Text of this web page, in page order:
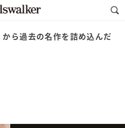
ら過去の名作を詰め込んだ